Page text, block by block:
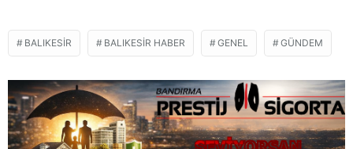
BALIKESIR BALIKESIR HABER GENEL GÜNDEM